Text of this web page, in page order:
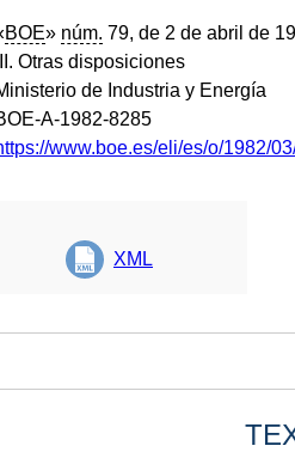
BOE» núm. 79, de 2 de abril de
III. Otras disposiciones
de Industria y Energía
A-1982-8285
www.boe.es/eli/es/o/1982/
XML